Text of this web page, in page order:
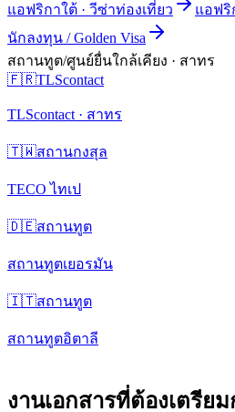
แอฟริกาใต้ · วีซ่าท่องเที่ยว แอฟริ
นักลงทุน / Golden Visa
สถานทูต/ศูนย์ยื่นใกล้เคียง · สาทร
🇫🇷TLScontact
TLScontact · สาทร
🇹🇼สถานกงสุล
TECO ไทเป
🇩🇪สถานทูต
สถานทูตเยอรมัน
🇮🇹สถานทูต
สถานทูตอิตาลี
งานเอกสารที่ต้องเตรีย